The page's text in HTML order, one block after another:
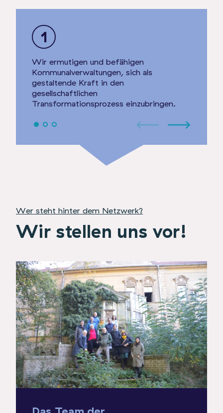
1
Wir ermutigen und befähigen
Kommunalverwaltungen, sich als
gestaltende Kraft in den
gesellschaftlichen
Transformationsprozess einzubringen.
Wer steht hinter dem Netzwerk?
Wir stellen uns vor!